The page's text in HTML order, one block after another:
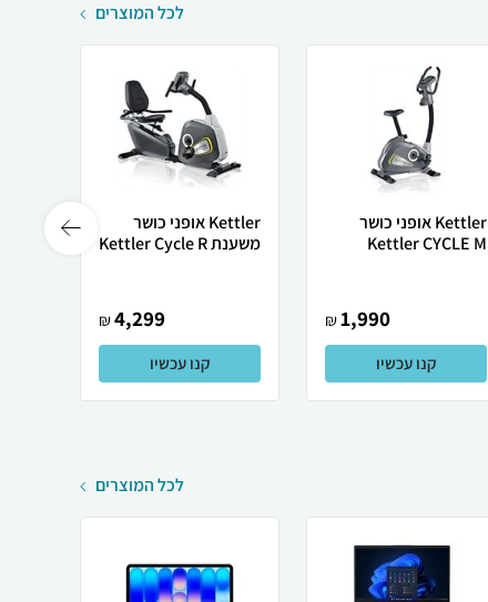
לכל המוצרים
Kettler אופני כושר
Kettler CYCLE M
1,990
₪
קנו עכשיו
Kettler אופני כושר
משענת Kettler Cycle R
4,299
₪
קנו עכשיו
לכל המוצרים